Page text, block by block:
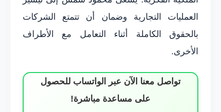
العمليات التجارية وضمان أن تتمتع الشركات
بالحقوق الكاملة أثناء التعامل مع الأطراف
الأخرى.
تواصل معنا الآن عبر الواتساب للحصول
على مساعدة مباشرة!